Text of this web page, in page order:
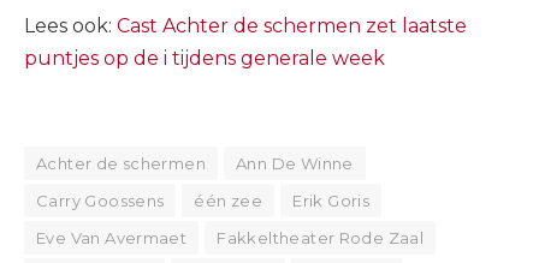
Lees ook: Cast Achter de schermen zet laatste
puntjes op de i tijdens generale week
Achter de schermen
Ann De Winne
Carry Goossens
één zee
Erik Goris
Eve Van Avermaet
Fakkeltheater Rode Zaal